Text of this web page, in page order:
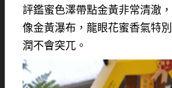
評鑑蜜色澤帶點金黃非常清澈
像金黃瀑布，龍眼花蜜香氣特
潤不會突兀。